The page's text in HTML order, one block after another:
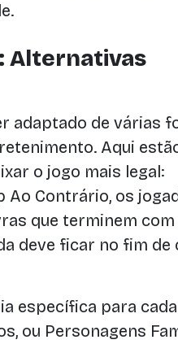
Alternativas
adaptado de várias
Aqui
o jogo mais legal:
Ao Contrário, os
que terminem com
deve ficar no fim de
específica para cada
ou Personagens